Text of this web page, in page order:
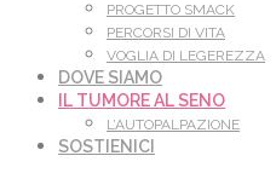
PROGETTO SMACK
PERCORSI DI VITA
VOGLIA DI LEGEREZZA
DOVE SIAMO
IL TUMORE AL SENO
L’AUTOPALPAZIONE
SOSTIENICI